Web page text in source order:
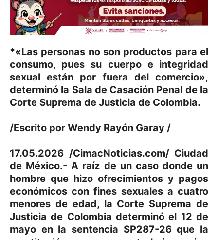
*«Las personas no son productos para el
consumo, pues su cuerpo e integridad
sexual están por fuera del comercio»,
determinó la Sala de Casación Penal de la
Corte Suprema de Justicia de Colombia.
/Escrito por Wendy Rayón Garay /
17.05.2026 /CimacNoticias.com/ Ciudad
de México.- A raíz de un caso donde un
hombre que hizo ofrecimientos y pagos
económicos con fines sexuales a cuatro
menores de edad, la Corte Suprema de
Justicia de Colombia determinó el 12 de
mayo en la sentencia SP287-26 que la